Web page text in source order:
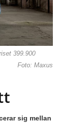
399.900
Foto: Maxus
sig mellan